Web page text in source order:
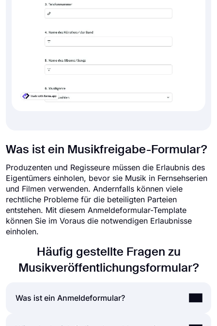
Was ist ein Musikfreigabe-Formular?
Produzenten und Regisseure müssen die Erlaubnis des
Eigentümers einholen, bevor sie Musik in Fernsehserien
und Filmen verwenden. Andernfalls können viele
rechtliche Probleme für die beteiligten Parteien
entstehen. Mit diesem Anmeldeformular-Template
können Sie im Voraus die notwendigen Erlaubnisse
einholen.
Häufig gestellte Fragen zu
Musikveröffentlichungsformular?
Was ist ein Anmeldeformular?